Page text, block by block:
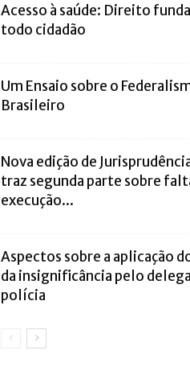
Acesso à saúde: Direito
todo cidadão
Um Ensaio sobre o
Brasileiro
Nova edição de
traz segunda parte sobre
execução...
Aspectos sobre a aplicação
da insignificância pelo
polícia